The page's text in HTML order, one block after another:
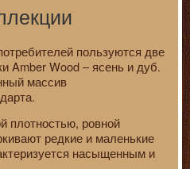
пользуются две
Amber Wood – ясень и дуб.
массив
плотностью, ровной
редкие и маленькие
насыщенным и